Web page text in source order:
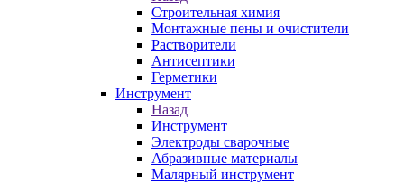
Строительная химия
Монтажные пены и очистители
Растворители
Антисептики
Герметики
Инструмент
Назад
Инструмент
Электроды сварочные
Абразивные материалы
Малярный инструмент